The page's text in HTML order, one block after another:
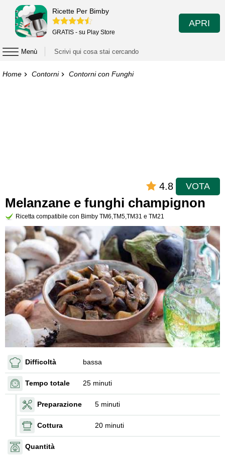
Ricette Per Bimby
GRATIS - su Play Store
APRI
Menù
Home Contorni Contorni con Funghi
4.8 VOTA
Melanzane e funghi champignon
Ricetta compatibile con Bimby TM6,TM5,TM31 e TM21
Difficoltà bassa
Tempo totale 25 minuti
Preparazione 5 minuti
Cottura 20 minuti
Quantità